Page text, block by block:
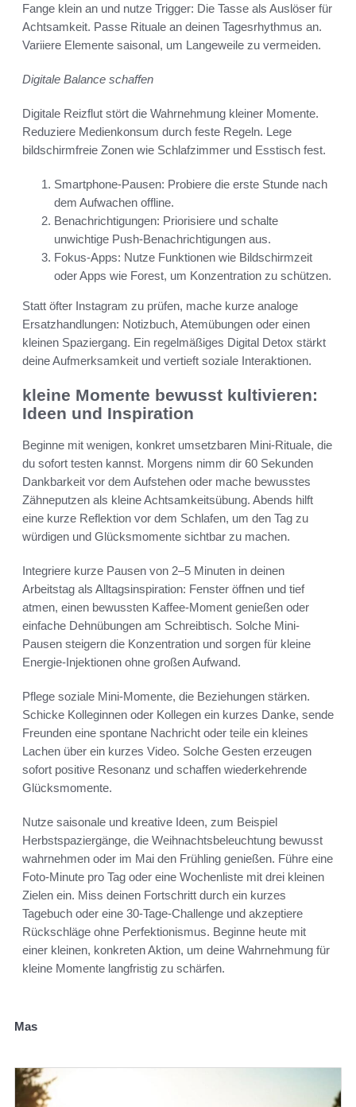
Fange klein an und nutze Trigger: Die Tasse als Auslöser für
Achtsamkeit. Passe Rituale an deinen Tagesrhythmus an.
Variiere Elemente saisonal, um Langeweile zu vermeiden.
Digitale Balance schaffen
Digitale Reizflut stört die Wahrnehmung kleiner Momente.
Reduziere Medienkonsum durch feste Regeln. Lege
bildschirmfreie Zonen wie Schlafzimmer und Esstisch fest.
Smartphone-Pausen: Probiere die erste Stunde nach
dem Aufwachen offline.
Benachrichtigungen: Priorisiere und schalte
unwichtige Push-Benachrichtigungen aus.
Fokus-Apps: Nutze Funktionen wie Bildschirmzeit
oder Apps wie Forest, um Konzentration zu schützen.
Statt öfter Instagram zu prüfen, mache kurze analoge
Ersatzhandlungen: Notizbuch, Atemübungen oder einen
kleinen Spaziergang. Ein regelmäßiges Digital Detox stärkt
deine Aufmerksamkeit und vertieft soziale Interaktionen.
kleine Momente bewusst kultivieren:
Ideen und Inspiration
Beginne mit wenigen, konkret umsetzbaren Mini-Rituale, die
du sofort testen kannst. Morgens nimm dir 60 Sekunden
Dankbarkeit vor dem Aufstehen oder mache bewusstes
Zähneputzen als kleine Achtsamkeitsübung. Abends hilft
eine kurze Reflektion vor dem Schlafen, um den Tag zu
würdigen und Glücksmomente sichtbar zu machen.
Integriere kurze Pausen von 2–5 Minuten in deinen
Arbeitstag als Alltagsinspiration: Fenster öffnen und tief
atmen, einen bewussten Kaffee-Moment genießen oder
einfache Dehnübungen am Schreibtisch. Solche Mini-
Pausen steigern die Konzentration und sorgen für kleine
Energie-Injektionen ohne großen Aufwand.
Pflege soziale Mini-Momente, die Beziehungen stärken.
Schicke Kolleginnen oder Kollegen ein kurzes Danke, sende
Freunden eine spontane Nachricht oder teile ein kleines
Lachen über ein kurzes Video. Solche Gesten erzeugen
sofort positive Resonanz und schaffen wiederkehrende
Glücksmomente.
Nutze saisonale und kreative Ideen, zum Beispiel
Herbstspaziergänge, die Weihnachtsbeleuchtung bewusst
wahrnehmen oder im Mai den Frühling genießen. Führe eine
Foto-Minute pro Tag oder eine Wochenliste mit drei kleinen
Zielen ein. Miss deinen Fortschritt durch ein kurzes
Tagebuch oder eine 30-Tage-Challenge und akzeptiere
Rückschläge ohne Perfektionismus. Beginne heute mit
einer kleinen, konkreten Aktion, um deine Wahrnehmung für
kleine Momente langfristig zu schärfen.
Mas